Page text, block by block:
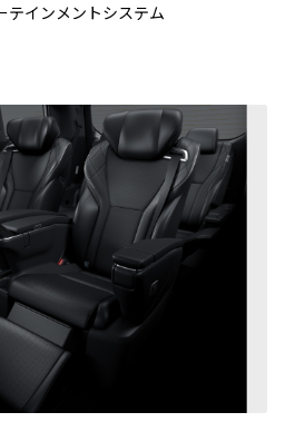
テインメントシステム